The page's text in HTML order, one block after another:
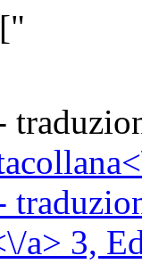
a> 3,